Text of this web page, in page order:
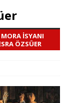
İSYANI
ÖZSÜER